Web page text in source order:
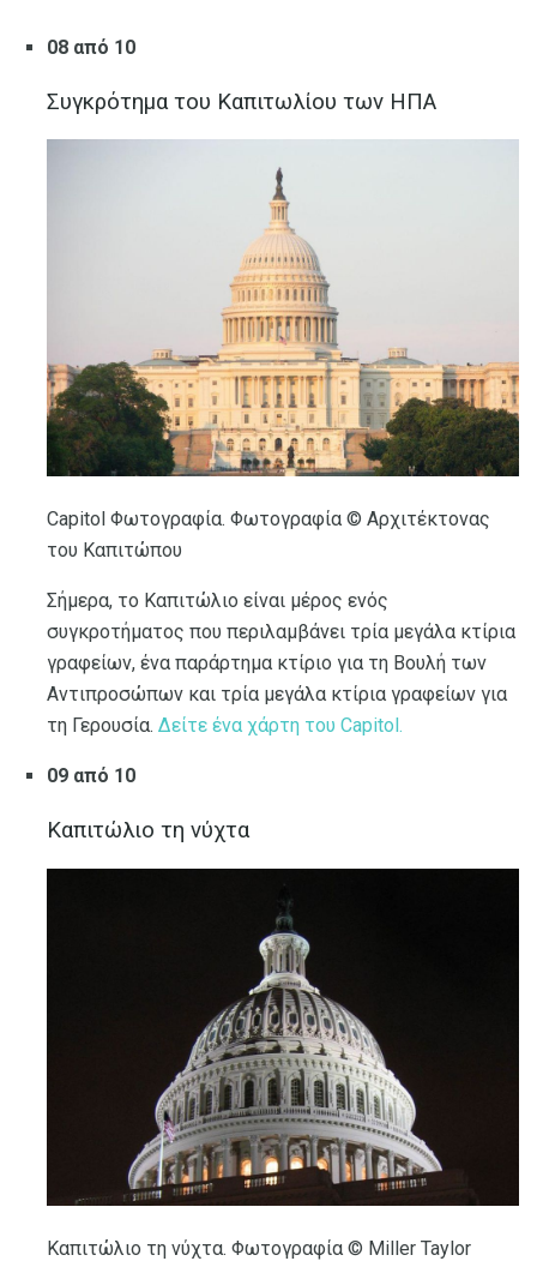
08 από 10
Συγκρότημα του Καπιτωλίου των ΗΠΑ
Capitol Φωτογραφία. Φωτογραφία © Αρχιτέκτονας
του Καπιτώπου
Σήμερα, το Καπιτώλιο είναι μέρος ενός
συγκροτήματος που περιλαμβάνει τρία μεγάλα κτίρια
γραφείων, ένα παράρτημα κτίριο για τη Βουλή των
Αντιπροσώπων και τρία μεγάλα κτίρια γραφείων για
τη Γερουσία. Δείτε ένα χάρτη του Capitol.
09 από 10
Καπιτώλιο τη νύχτα
Καπιτώλιο τη νύχτα. Φωτογραφία © Miller Taylor